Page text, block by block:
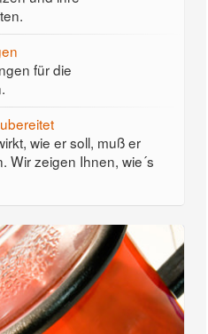
für die
wie er soll, muß er
Wir zeigen Ihnen, wie´s